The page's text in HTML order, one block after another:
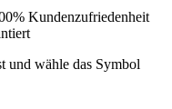
und wähle das Symbol